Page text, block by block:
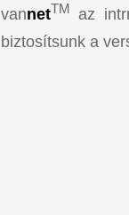
vannetTM az
biztosítsunk a